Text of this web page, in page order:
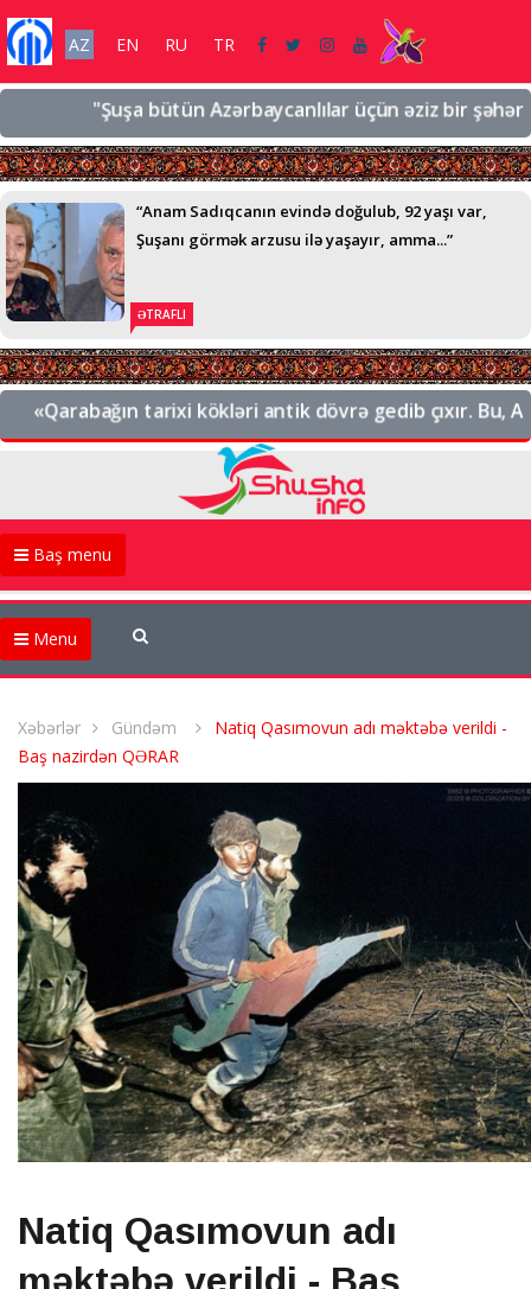
AZ EN RU TR
"Şuşa bütün Azərbaycanlılar üçün əziz bir
“Anam Sadıqcanın evində doğulub, 92 yaşı var,
Şuşanı görmək arzusu ilə yaşayır, amma...”
ƏTRAFLI
«Qarabağın tarixi kökləri antik dövrə gedib çıxır. Bu,
Baş menu
Menu
Xəbərlər Gündəm
Natiq Qasımovun adı məktəbə verildi -
Baş nazirdən QƏRAR
Natiq Qasımovun adı